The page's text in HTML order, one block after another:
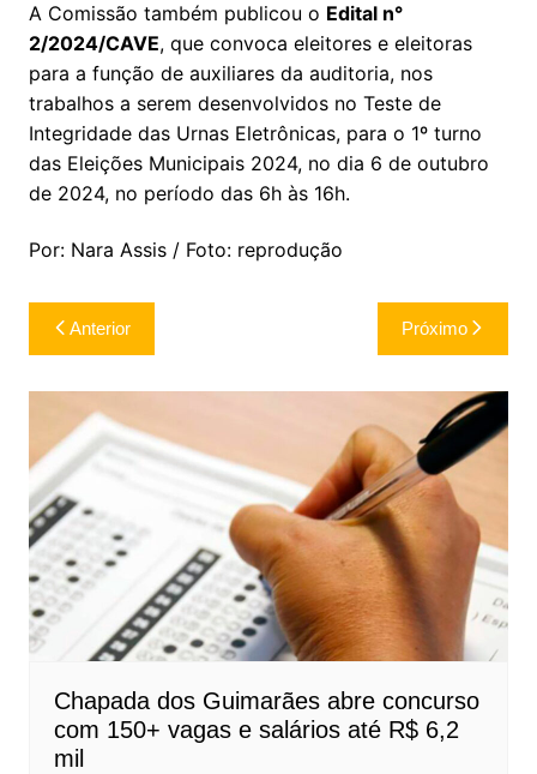
A Comissão também publicou o Edital n°
2/2024/CAVE, que convoca eleitores e eleitoras
para a função de auxiliares da auditoria, nos
trabalhos a serem desenvolvidos no Teste de
Integridade das Urnas Eletrônicas, para o 1º turno
das Eleições Municipais 2024, no dia 6 de outubro
de 2024, no período das 6h às 16h.
Por: Nara Assis / Foto: reprodução
Navegação
de
Post
Anterior Próximo
Chapada dos Guimarães abre concurso
com 150+ vagas e salários até R$ 6,2
mil